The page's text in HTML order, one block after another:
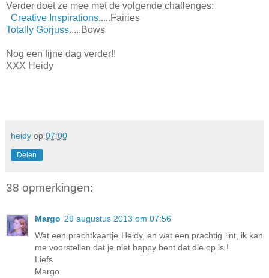
Verder doet ze mee met de volgende challenges:
Creative Inspirations.....Fairies
Totally Gorjuss.....Bows
Nog een fijne dag verder!!
XXX Heidy
heidy op 07:00
Delen
38 opmerkingen:
Margo 29 augustus 2013 om 07:56
Wat een prachtkaartje Heidy, en wat een prachtig lint, ik kan
me voorstellen dat je niet happy bent dat die op is !
Liefs
Margo